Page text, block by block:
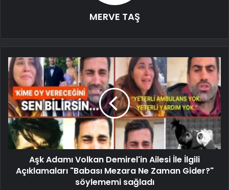
MERVE TAŞ
Aşk Adamı Volkan Demirel'in Ailesi İle İlgili
Açıklamaları "Babası Mezara Ne Zaman Gider?"
söylememi sağladı